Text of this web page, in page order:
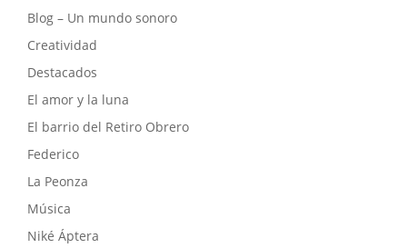
Blog – Un mundo sonoro
Creatividad
Destacados
El amor y la luna
El barrio del Retiro Obrero
Federico
La Peonza
Música
Niké Áptera